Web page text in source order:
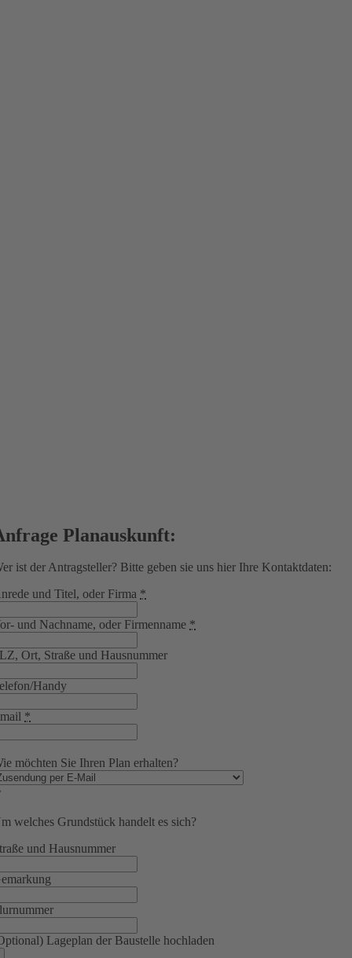
Planauskunft:
ist der Antragsteller? Bitte geben sie uns hier Ihre Kontaktdaten:
und Titel, oder Firma *
und Nachname, oder Firmenname *
Ort, Straße und Hausnummer
Handy
*
möchten Sie Ihren Plan erhalten?
welches Grundstück handelt es sich?
und Hausnummer
Lageplan der Baustelle hochladen